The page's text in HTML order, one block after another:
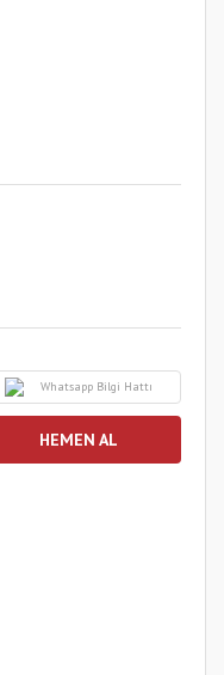
Whatsapp Bilgi Hattı
HEMEN AL